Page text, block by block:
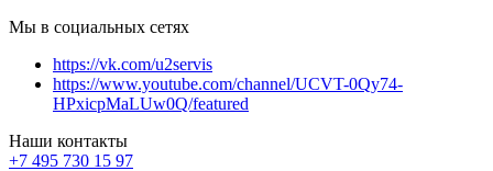
Мы в социальных сетях
https://vk.com/u2servis
https://www.youtube.com/channel/UCVT-0Qy74-
HPxicpMaLUw0Q/featured
Наши контакты
+7 495 730 15 97